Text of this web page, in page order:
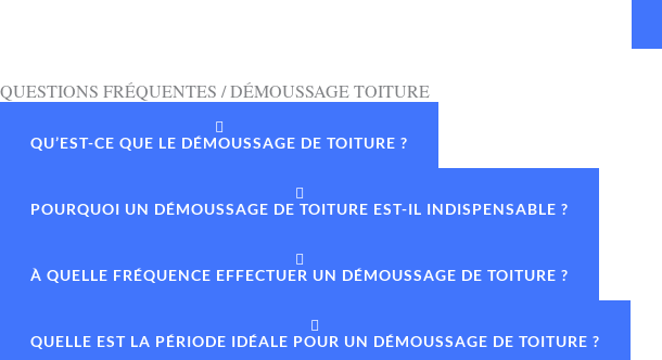
QUESTIONS FRÉQUENTES / DÉMOUSSAGE TOITURE
QU’EST-CE QUE LE DÉMOUSSAGE DE TOITURE ?
POURQUOI UN DÉMOUSSAGE DE TOITURE EST-IL INDISPENSABLE ?
À QUELLE FRÉQUENCE EFFECTUER UN DÉMOUSSAGE DE TOITURE ?
QUELLE EST LA PÉRIODE IDÉALE POUR UN DÉMOUSSAGE DE TOITURE ?